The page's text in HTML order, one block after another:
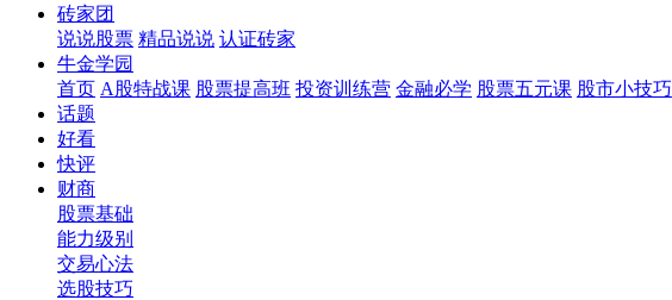
砖家团
说说股票 精品说说 认证砖家
牛金学园
首页 A股特战课 股票提高班 投资训练营 金融必学 股票五元课 股市小技巧
话题
好看
快评
财商
股票基础
能力级别
交易心法
选股技巧